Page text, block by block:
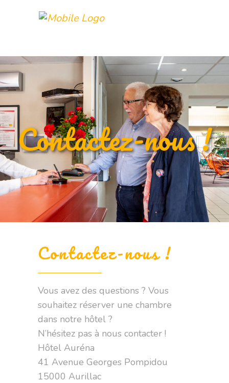
Contactez-nous !
Vous avez des questions ? Vous
souhaitez réserver une chambre
dans notre hôtel ?
N’hésitez pas à nous contacter !
Hôtel Auréna
41 Avenue Georges Pompidou
15000 Aurillac